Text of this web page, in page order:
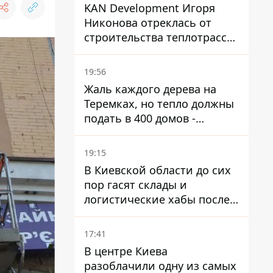
KAN Development Игоря
Никонова отреклась от
строительства теплотрассы
на Теремках
19:56
Жаль каждого дерева на
Теремках, но тепло должны
подать в 400 домов -
депутат Киевсовета
19:15
В Киевской области до сих
пор гасят склады и
логистические хабы после
прилетов ракет - ГСЧС
17:41
В центре Киева
разоблачили одну из самых